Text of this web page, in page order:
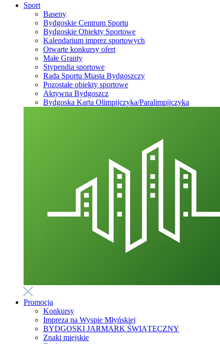
Sport
Baseny
Bydgoskie Centrum Sportu
Bydgoskie Obiekty Sportowe
Kalendarium imprez sportowych
Otwarte konkursy ofert
Małe Granty
Stypendia sportowe
Rada Sportu Miasta Bydgoszczy
Pozostałe obiekty sportowe
Aktywna Bydgoszcz
Bydgoska Karta Olimpijczyka/Paralimpijczyka
Promocja
Konkursy
Impreza na Wyspie Młyńskiej
BYDGOSKI JARMARK ŚWIĄTECZNY
Znaki miejskie